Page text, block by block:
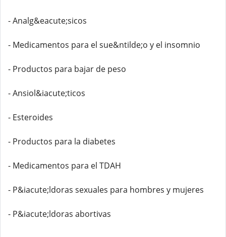
- Analg&eacute;sicos
- Medicamentos para el sue&ntilde;o y el insomnio
- Productos para bajar de peso
- Ansiol&iacute;ticos
- Esteroides
- Productos para la diabetes
- Medicamentos para el TDAH
- P&iacute;ldoras sexuales para hombres y mujeres
- P&iacute;ldoras abortivas